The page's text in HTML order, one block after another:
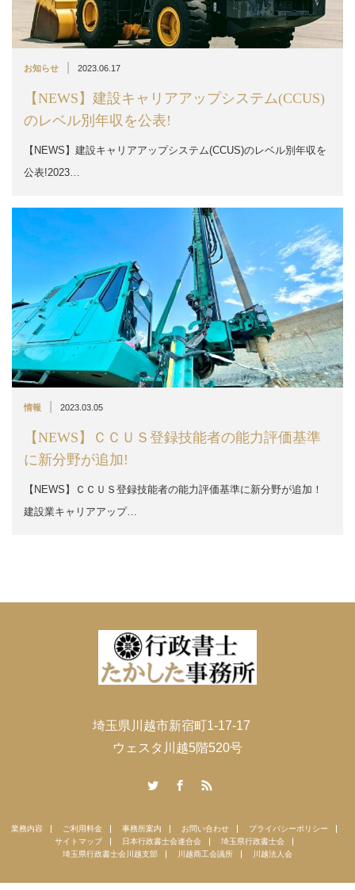
お知らせ 2023.06.17
【NEWS】建設キャリアアップシステム(CCUS)
のレベル別年収を公表!
【NEWS】建設キャリアアップシステム(CCUS)のレベル別年収を
公表!2023…
情報 2023.03.05
【NEWS】ＣＣＵＳ登録技能者の能力評価基準
に新分野が追加!
【NEWS】ＣＣＵＳ登録技能者の能力評価基準に新分野が追加！
建設業キャリアアップ…
埼玉県川越市新宿町1-17-17
ウェスタ川越5階520号
業務内容 ご利用料金 事務所案内 お問い合わせ
プライバシーポリシー
サイトマップ
日本行政書士会連合会
埼玉県行政書士会
埼玉県行政書士会川越支部
川越商工会議所 川越法人会